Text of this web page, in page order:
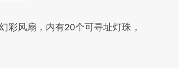
彩风扇，内有20个可寻址灯珠，